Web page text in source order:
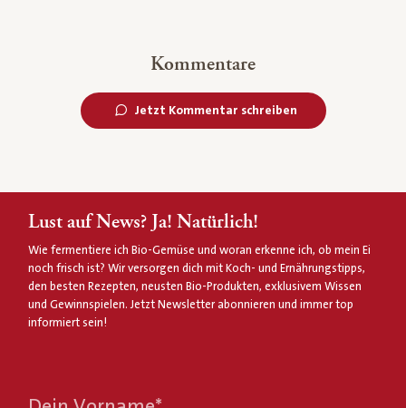
Kommentare
Jetzt Kommentar schreiben
Lust auf News? Ja! Natürlich!
Wie fermentiere ich Bio-Gemüse und woran erkenne ich, ob mein Ei
noch frisch ist? Wir versorgen dich mit Koch- und Ernährungstipps,
den besten Rezepten, neusten Bio-Produkten, exklusivem Wissen
und Gewinnspielen. Jetzt Newsletter abonnieren und immer top
informiert sein!